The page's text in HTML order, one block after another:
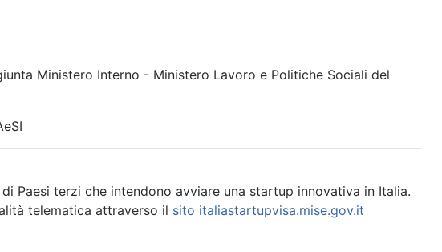
Ministero Interno - Ministero Lavoro e Politiche Sociali del
Paesi terzi che intendono avviare una startup innovativa in Italia.
telematica attraverso il sito italiastartupvisa.mise.gov.it